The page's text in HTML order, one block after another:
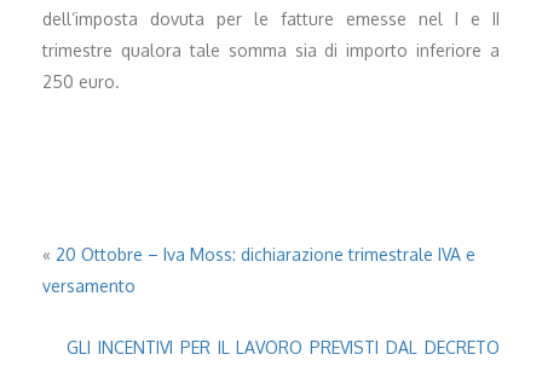
dell’imposta dovuta per le fatture emesse nel I e II
trimestre qualora tale somma sia di importo inferiore a
250 euro.
« 20 Ottobre – Iva Moss: dichiarazione trimestrale IVA e
versamento
GLI INCENTIVI PER IL LAVORO PREVISTI DAL DECRETO